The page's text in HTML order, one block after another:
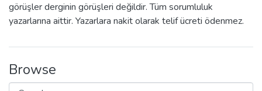
görüşler derginin görüşleri değildir. Tüm sorumluluk
yazarlarına aittir. Yazarlara nakit olarak telif ücreti ödenmez.
Browse